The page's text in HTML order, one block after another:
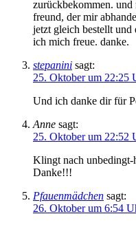
zurückbekommen.
freund, der mir
jetzt gleich bestellt und
ich mich freue. danke.
stepanini sagt:
25. Oktober um 22:25
Und ich danke dir für
Anne sagt:
25. Oktober um 22:52
Klingt nach
Danke!!!
Pfauenmädchen sagt:
26. Oktober um 6:54